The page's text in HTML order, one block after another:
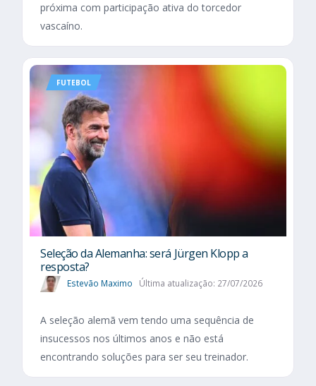
próxima com participação ativa do torcedor
vascaíno.
FUTEBOL
Seleção da Alemanha: será Jürgen Klopp a
resposta?
Estevão Maximo Última atualização: 27/07/2026
A seleção alemã vem tendo uma sequência de
insucessos nos últimos anos e não está
encontrando soluções para ser seu treinador.